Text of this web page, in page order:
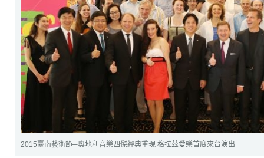
2015臺南藝術節─奧地利音樂四傑經典重現 格拉茲愛樂首度來台演出